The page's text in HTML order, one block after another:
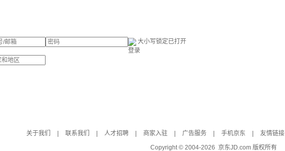
大小写锁定已打开
登录
关于我们
联系我们 人才招聘 商家入驻 广告服务 手机京东 友情链接
Copyright © 2004-2026 京东JD.com 版权所有